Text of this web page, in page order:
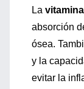
La
absorción
ósea.
y la
evitar la